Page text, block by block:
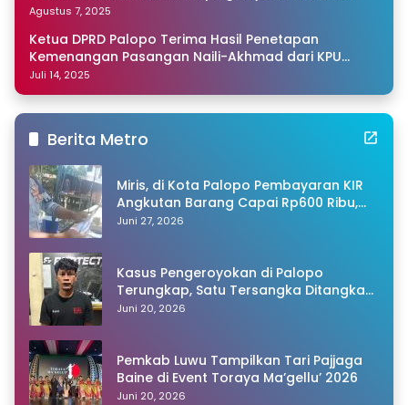
Agustus 7, 2025
Ketua DPRD Palopo Terima Hasil Penetapan
Kemenangan Pasangan Naili-Akhmad dari KPU
Sulsel
Juli 14, 2025
Berita Metro
Miris, di Kota Palopo Pembayaran KIR
Angkutan Barang Capai Rp600 Ribu,
Warganet Pertanyakan Dugaan Pungli
Juni 27, 2026
Kasus Pengeroyokan di Palopo
Terungkap, Satu Tersangka Ditangkap
Polisi
Juni 20, 2026
Pemkab Luwu Tampilkan Tari Pajjaga
Baine di Event Toraya Ma’gellu’ 2026
Juni 20, 2026